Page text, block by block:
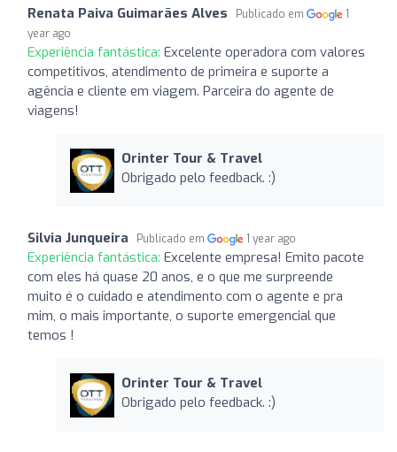
Renata Paiva Guimarães Alves Publicado em
1
year ago
Experiência fantástica: Excelente operadora com valores
competitivos, atendimento de primeira e suporte a
agência e cliente em viagem. Parceira do agente de
viagens!
Orinter Tour & Travel
Obrigado pelo feedback. :)
Silvia Junqueira Publicado em 1 year ago
Experiência fantástica: Excelente empresa! Emito pacote
com eles há quase 20 anos, e o que me surpreende
muito é o cuidado e atendimento com o agente e pra
mim, o mais importante, o suporte emergencial que
temos !
Orinter Tour & Travel
Obrigado pelo feedback. :)